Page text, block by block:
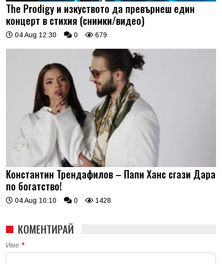
The Prodigy и изкуството да превърнеш един
концерт в стихия (снимки/видео)
04 Aug 12:30 0 679
Константин Трендафилов – Папи Ханс сгази Дара
по богатство!
04 Aug 10:10 0 1428
КОМЕНТИРАЙ
Име *